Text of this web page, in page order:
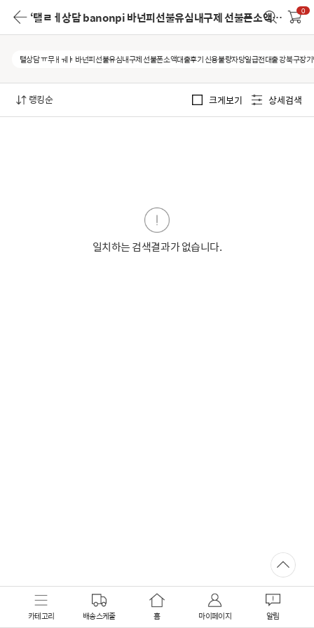
‘탤ㄹㅔ상담 banonpi 바넌피선불유심내구제 선불폰소액대출후기 신용불량자당일급전대출 강북구장기연체자비대면소액급전대출 모바일무서류대출’ 0
탤상담 ㅠ무ㅐㅞㅑ 바넌피선불유심내구제 선불폰소액대출후기 신용불량자당일급전대출 강북구장
랭킹순 크게보기 상세검색
일치하는 검색결과가 없습니다.
카테고리 배송스케줄 홈 마이페이지 알림